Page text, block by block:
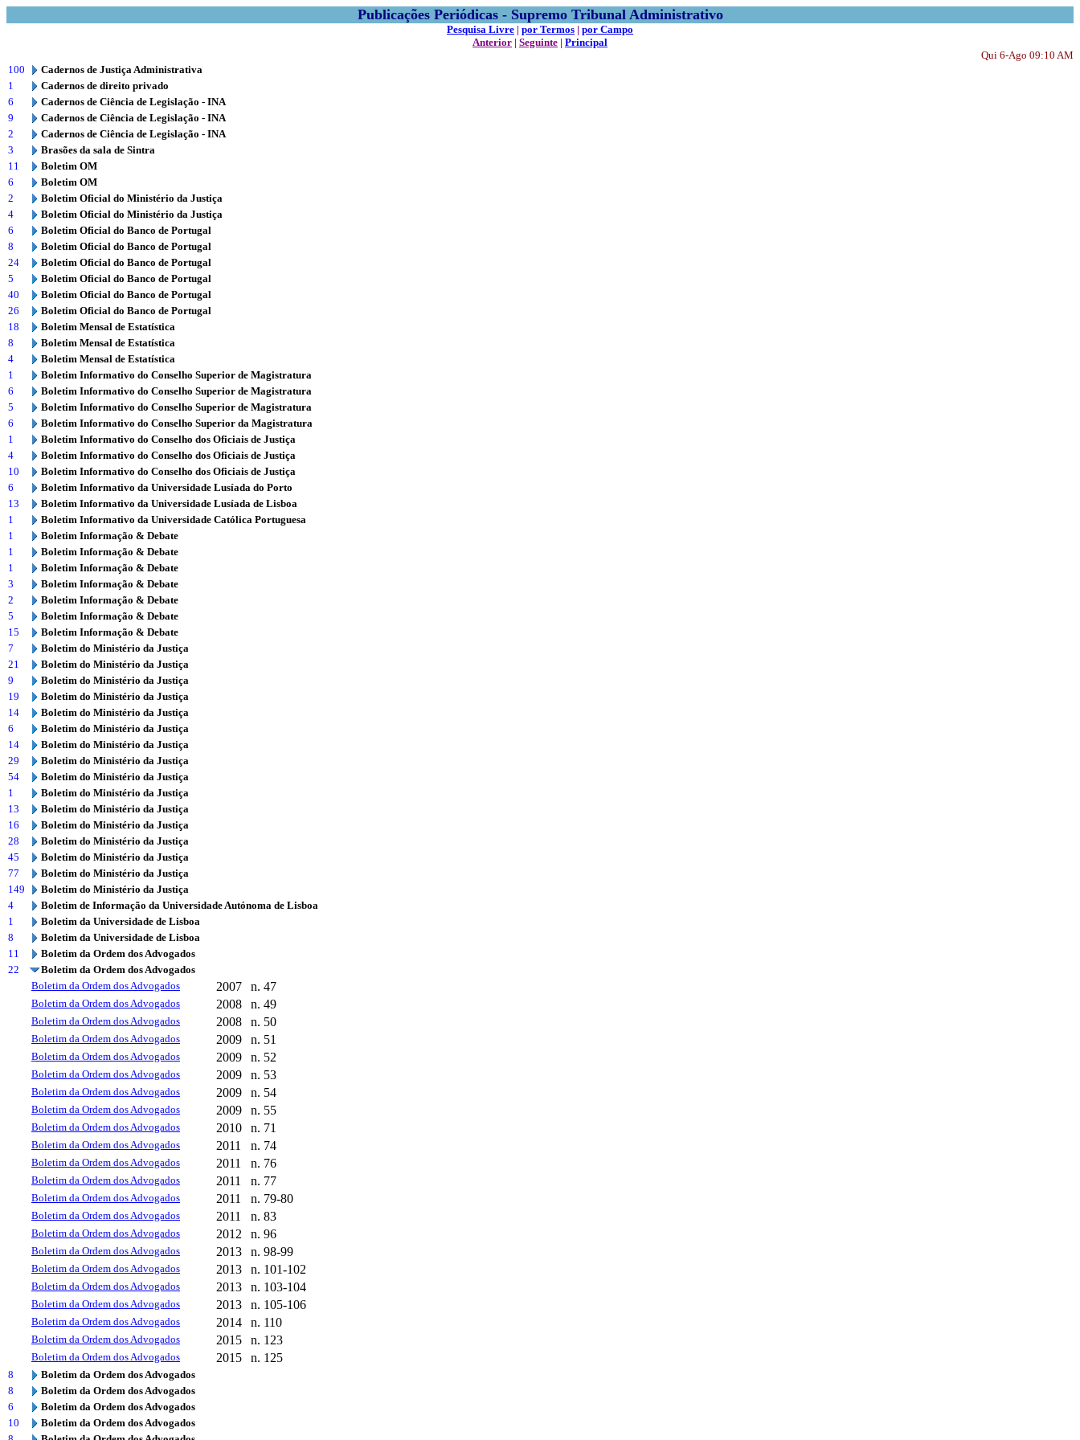
Publicações Periódicas - Supremo Tribunal Administrativo
Pesquisa Livre | por Termos | por Campo
Anterior | Seguinte | Principal
Qui 6-Ago 09:10 AM
100
Cadernos de Justiça Administrativa
1
Cadernos de direito privado
6
Cadernos de Ciência de Legislação - INA
9
Cadernos de Ciência de Legislação - INA
2
Cadernos de Ciência de Legislação - INA
3
Brasões da sala de Sintra
11
Boletim OM
6
Boletim OM
2
Boletim Oficial do Ministério da Justiça
4
Boletim Oficial do Ministério da Justiça
6
Boletim Oficial do Banco de Portugal
8
Boletim Oficial do Banco de Portugal
24
Boletim Oficial do Banco de Portugal
5
Boletim Oficial do Banco de Portugal
40
Boletim Oficial do Banco de Portugal
26
Boletim Oficial do Banco de Portugal
18
Boletim Mensal de Estatística
8
Boletim Mensal de Estatística
4
Boletim Mensal de Estatística
1
Boletim Informativo do Conselho Superior de Magistratura
6
Boletim Informativo do Conselho Superior de Magistratura
5
Boletim Informativo do Conselho Superior de Magistratura
6
Boletim Informativo do Conselho Superior da Magistratura
1
Boletim Informativo do Conselho dos Oficiais de Justiça
4
Boletim Informativo do Conselho dos Oficiais de Justiça
10
Boletim Informativo do Conselho dos Oficiais de Justiça
6
Boletim Informativo da Universidade Lusíada do Porto
13
Boletim Informativo da Universidade Lusíada de Lisboa
1
Boletim Informativo da Universidade Católica Portuguesa
1
Boletim Informação & Debate
1
Boletim Informação & Debate
1
Boletim Informação & Debate
3
Boletim Informação & Debate
2
Boletim Informação & Debate
5
Boletim Informação & Debate
15
Boletim Informação & Debate
7
Boletim do Ministério da Justiça
21
Boletim do Ministério da Justiça
9
Boletim do Ministério da Justiça
19
Boletim do Ministério da Justiça
14
Boletim do Ministério da Justiça
6
Boletim do Ministério da Justiça
14
Boletim do Ministério da Justiça
29
Boletim do Ministério da Justiça
54
Boletim do Ministério da Justiça
1
Boletim do Ministério da Justiça
13
Boletim do Ministério da Justiça
16
Boletim do Ministério da Justiça
28
Boletim do Ministério da Justiça
45
Boletim do Ministério da Justiça
77
Boletim do Ministério da Justiça
149
Boletim do Ministério da Justiça
4
Boletim de Informação da Universidade Autónoma de Lisboa
1
Boletim da Universidade de Lisboa
8
Boletim da Universidade de Lisboa
11
Boletim da Ordem dos Advogados
22
Boletim da Ordem dos Advogados
Boletim da Ordem dos Advogados
2007 n. 47
Boletim da Ordem dos Advogados 2008 n. 49
Boletim da Ordem dos Advogados 2008 n. 50
Boletim da Ordem dos Advogados 2009 n. 51
Boletim da Ordem dos Advogados 2009 n. 52
Boletim da Ordem dos Advogados 2009 n. 53
Boletim da Ordem dos Advogados 2009 n. 54
Boletim da Ordem dos Advogados 2009 n. 55
Boletim da Ordem dos Advogados 2010 n. 71
Boletim da Ordem dos Advogados 2011 n. 74
Boletim da Ordem dos Advogados 2011 n. 76
Boletim da Ordem dos Advogados 2011 n. 77
Boletim da Ordem dos Advogados 2011 n. 79-80
Boletim da Ordem dos Advogados 2011 n. 83
Boletim da Ordem dos Advogados 2012 n. 96
Boletim da Ordem dos Advogados 2013 n. 98-99
Boletim da Ordem dos Advogados 2013 n. 101-102
Boletim da Ordem dos Advogados 2013 n. 103-104
Boletim da Ordem dos Advogados 2013 n. 105-106
Boletim da Ordem dos Advogados 2014 n. 110
Boletim da Ordem dos Advogados 2015 n. 123
Boletim da Ordem dos Advogados 2015 n. 125
8
Boletim da Ordem dos Advogados
8
Boletim da Ordem dos Advogados
6
Boletim da Ordem dos Advogados
10
Boletim da Ordem dos Advogados